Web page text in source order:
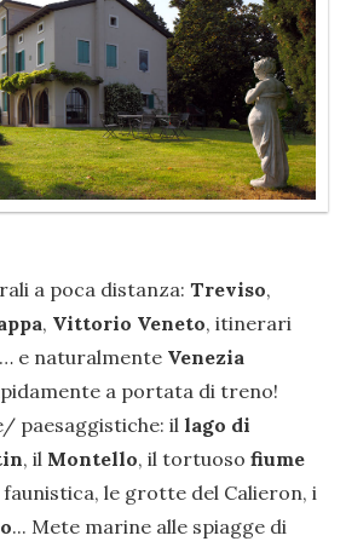
a poca distanza: Treviso,
, Vittorio Veneto, itinerari
e naturalmente Venezia
a portata di treno!
paesaggistiche: il lago di
, il Montello, il tortuoso fiume
faunistica, le grotte del Calieron, i
... Mete marine alle spiagge di